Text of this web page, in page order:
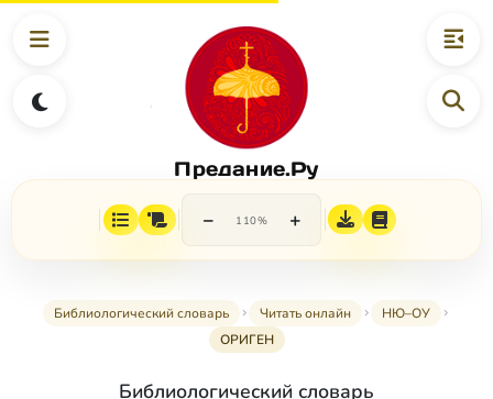
Предание.Ру
− 110% +
Библиологический словарь Читать онлайн
НЮ–ОУ
ОРИГЕН
Библиологический словарь